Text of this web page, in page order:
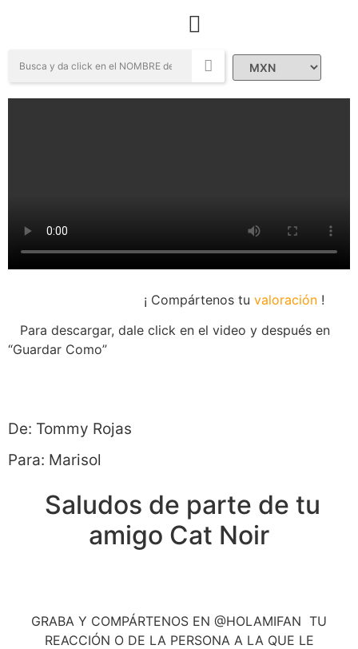
¡ Compártenos tu valoración !
Para descargar, dale click en el video y después en
“Guardar Como”
De: Tommy Rojas
Para: Marisol
Saludos de parte de tu
amigo Cat Noir
GRABA Y COMPÁRTENOS EN @HOLAMIFAN TU
REACCIÓN O DE LA PERSONA A LA QUE LE